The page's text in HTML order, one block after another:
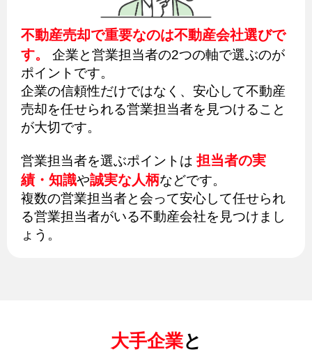
不動産売却で重要なのは不動産会社選びで
す。
企業と営業担当者の2つの軸で選ぶのが
ポイントです。
企業の信頼性だけではなく、安心して不動産
売却を任せられる営業担当者を見つけること
が大切です。
営業担当者を選ぶポイントは 担当者の実
績・知識や誠実な人柄などです。
複数の営業担当者と会って安心して任せられ
る営業担当者がいる不動産会社を見つけまし
ょう。
大手企業と